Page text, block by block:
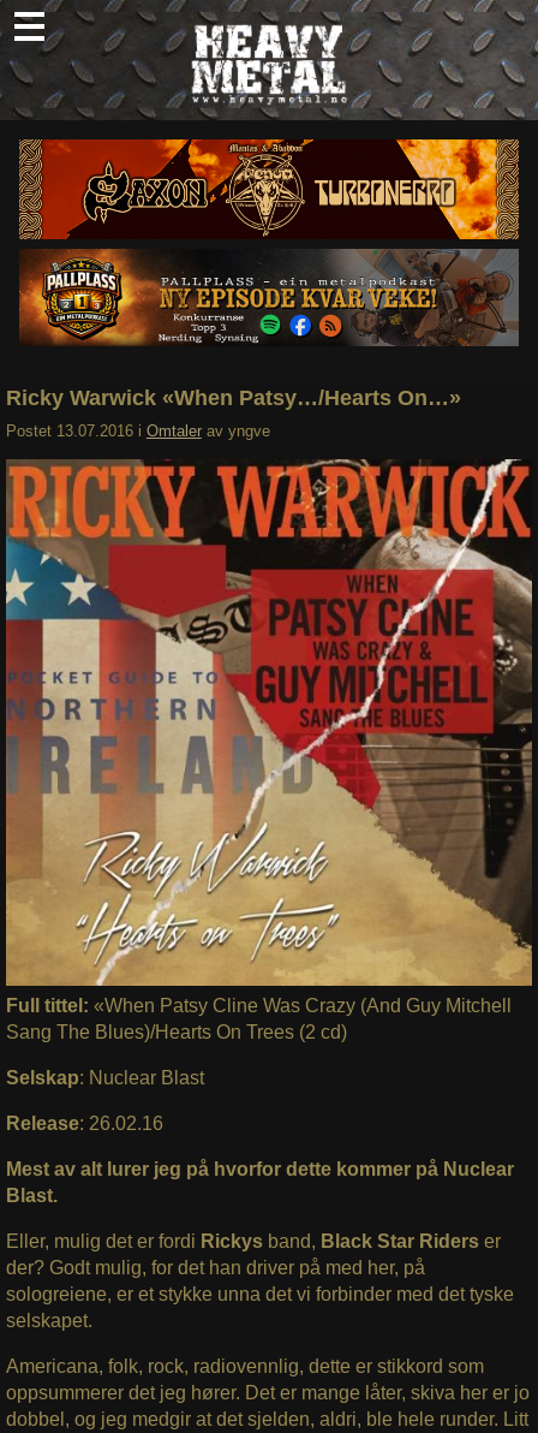
Skip
to
content
Nyheter
Omtaler
Intervjuer
Om oss
Abonner
Søk
Ricky Warwick «When Patsy…/Hearts On…»
Postet 13.07.2016 i Omtaler av yngve
Full tittel: «When Patsy Cline Was Crazy (And Guy Mitchell
Sang The Blues)/Hearts On Trees (2 cd)
Selskap: Nuclear Blast
Release: 26.02.16
Mest av alt lurer jeg på hvorfor dette kommer på Nuclear
Blast.
Eller, mulig det er fordi Rickysband, Black Star Riderser
der? Godt mulig, for det han driver på med her, på
sologreiene, er et stykke unna det vi forbinder med det tyske
selskapet.
Americana, folk, rock, radiovennlig, dette er stikkord som
oppsummerer det jeg hører. Det er mange låter, skiva her er jo
dobbel, og jeg medgir at det sjelden, aldri, ble hele runder. Litt